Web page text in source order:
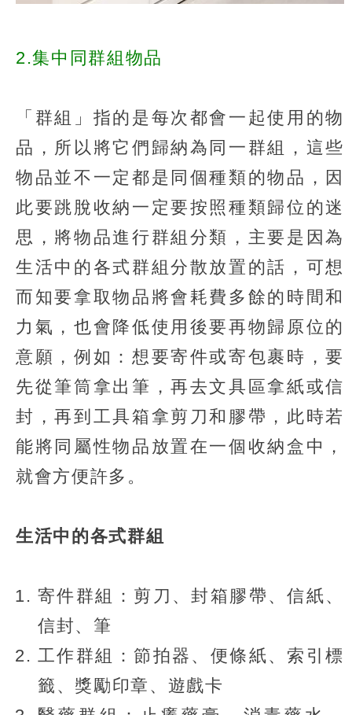
2.集中同群組物品
「群組」指的是每次都會一起使用的物
品，所以將它們歸納為同一群組，這些
物品並不一定都是同個種類的物品，因
此要跳脫收納一定要按照種類歸位的迷
思，將物品進行群組分類，主要是因為
生活中的各式群組分散放置的話，可想
而知要拿取物品將會耗費多餘的時間和
力氣，也會降低使用後要再物歸原位的
意願，例如：想要寄件或寄包裹時，要
先從筆筒拿出筆，再去文具區拿紙或信
封，再到工具箱拿剪刀和膠帶，此時若
能將同屬性物品放置在一個收納盒中，
就會方便許多。
生活中的各式群組
寄件群組：剪刀、封箱膠帶、信紙、
信封、筆
工作群組：節拍器、便條紙、索引標
籤、獎勵印章、遊戲卡